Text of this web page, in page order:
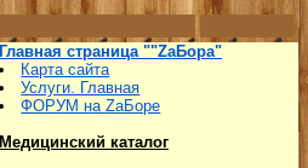
Главная страница ""ZаБора"
Карта сайта
Услуги. Главная
ФОРУМ на ZаБоре
Медицинский каталог